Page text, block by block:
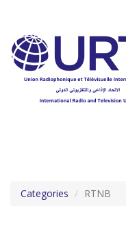
contenu
principal
Categories RTNB